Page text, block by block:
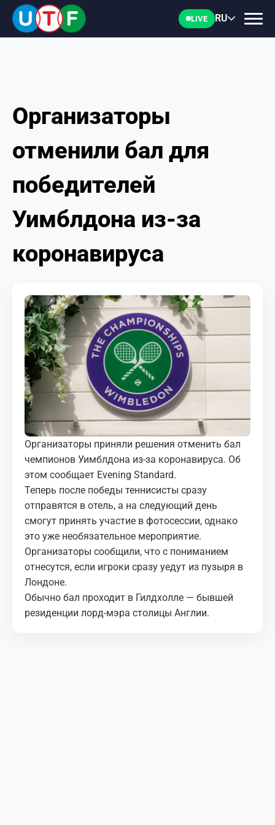
LIVE RU
ГЛАВНАЯ
ФТУ
НОВОСТИ
ДОКУМЕНТЫ
ПЕРСОНАЛИИ
КОРТЫ
КОНТАКТЫ
UZ-PIN
Организаторы
отменили бал для
победителей
Уимблдона из-за
коронавируса
Организаторы приняли решения отменить бал
чемпионов Уимблдона из-за коронавируса. Об
этом сообщает Evening Standard.
Теперь после победы теннисисты сразу
отправятся в отель, а на следующий день
смогут принять участие в фотосессии, однако
это уже необязательное мероприятие.
Организаторы сообщили, что с пониманием
отнесутся, если игроки сразу уедут из пузыря в
Лондоне.
Обычно бал проходит в Гилдхолле — бывшей
резиденции лорд-мэра столицы Англии.